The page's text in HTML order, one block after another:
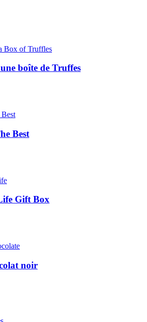
boîte de Truffes
Best
Gift Box
noir